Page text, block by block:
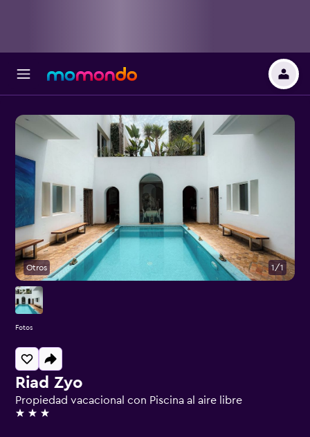
Riad Zyo
Propiedad vacacional con Piscina al aire libre
3 estrellas
Otros 1/1
Fotos